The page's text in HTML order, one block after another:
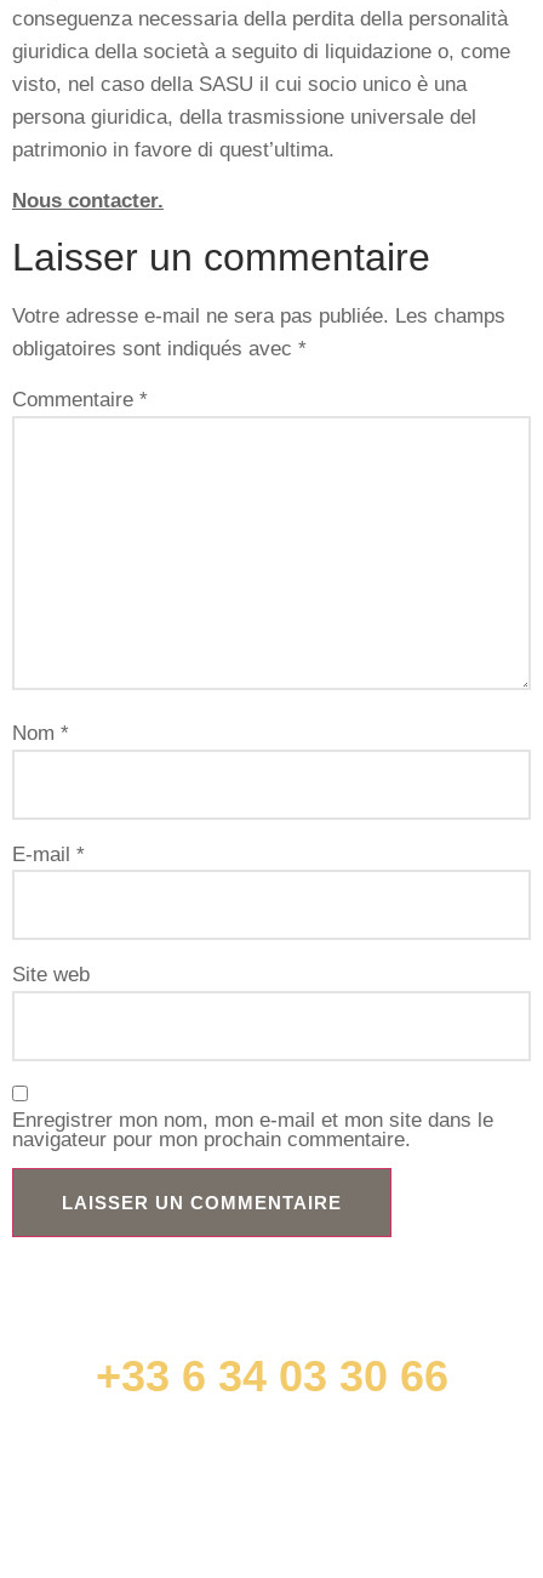
conseguenza necessaria della perdita della personalità
giuridica della società a seguito di liquidazione o, come
visto, nel caso della SASU il cui socio unico è una
persona giuridica, della trasmissione universale del
patrimonio in favore di quest’ultima.
Nous contacter.
Laisser un commentaire
Votre adresse e-mail ne sera pas publiée. Les champs
obligatoires sont indiqués avec *
Commentaire *
Nom *
E-mail *
Site web
Enregistrer mon nom, mon e-mail et mon site dans le
navigateur pour mon prochain commentaire.
+33 6 34 03 30 66